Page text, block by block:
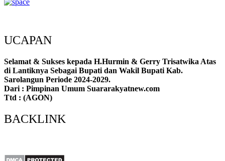
UCAPAN
Selamat & Sukses kepada H.Hurmin & Gerry Trisatwika Atas
di Lantiknya Sebagai Bupati dan Wakil Bupati Kab.
Sarolangun Periode 2024-2029.
Dari : Pimpinan Umum Suararakyatnew.com
Ttd : (AGON)
BACKLINK